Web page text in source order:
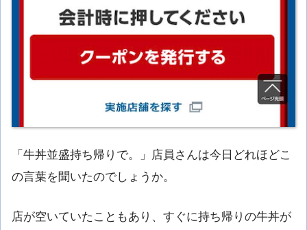
「牛丼並盛持ち帰りで。」店員さんは今日どれほどこ
の言葉を聞いたのでしょうか。
店が空いていたこともあり、すぐに持ち帰りの牛丼が